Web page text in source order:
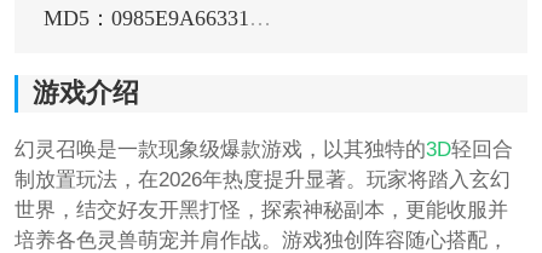
MD5：0985E9A66331CB2B530D1D8923B57DC6
游戏介绍
幻灵召唤是一款现象级爆款游戏，以其独特的3D轻回合
制放置玩法，在2026年热度提升显著。玩家将踏入玄幻
世界，结交好友开黑打怪，探索神秘副本，更能收服并
培养各色灵兽萌宠并肩作战。游戏独创阵容随心搭配，